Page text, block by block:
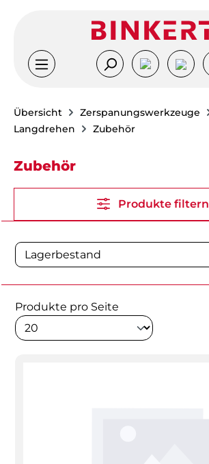
Übersicht Zerspanungswerkzeuge
Langdrehen
Zubehör
Zubehör
Produkte filtern
Produkte pro Seite